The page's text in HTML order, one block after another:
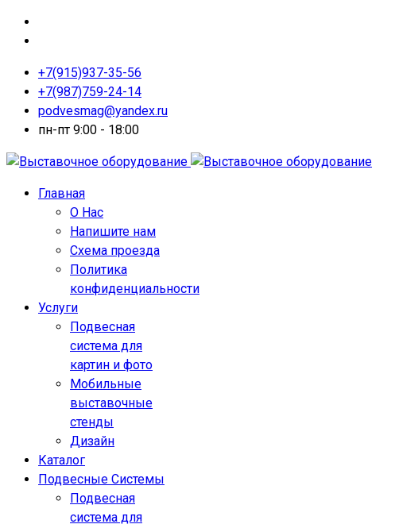
+7(915)937-35-56
+7(987)759-24-14
podvesmag@yandex.ru
пн-пт 9:00 - 18:00
Главная
О Нас
Напишите нам
Схема проезда
Политика
конфиденциальности
Услуги
Подвесная
система для
картин и фото
Мобильные
выставочные
стенды
Дизайн
Каталог
Подвесные Системы
Подвесная
система для